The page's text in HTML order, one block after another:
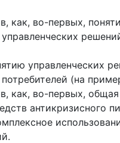
как, во-первых,
управленческих
(на
как, во-первых,
антикризисного